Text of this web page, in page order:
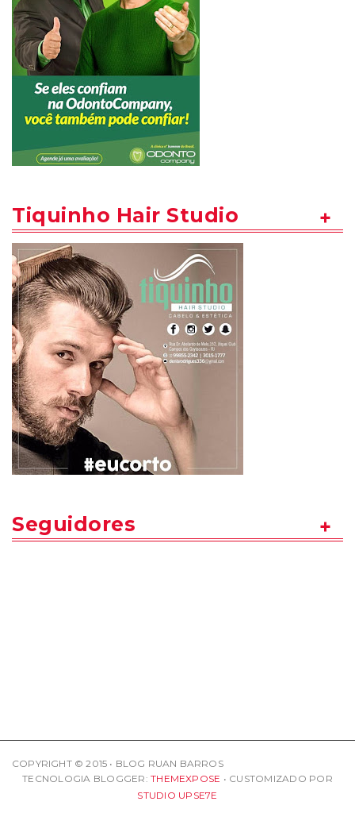
Tiquinho Hair Studio
Seguidores
COPYRIGHT © 2015 • BLOG RUAN BARROS
TECNOLOGIA BLOGGER:THEMEXPOSE • CUSTOMIZADO POR
STUDIO UPSE7E